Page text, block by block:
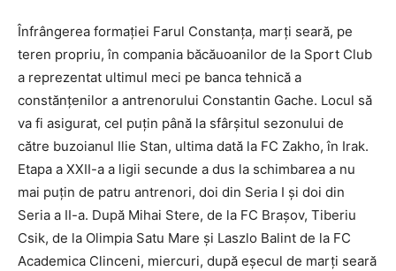
Înfrângerea formaţiei Farul Constanţa, marţi seară, pe
teren propriu, în compania băcăuoanilor de la Sport Club
a reprezentat ultimul meci pe banca tehnică a
constănţenilor a antrenorului Constantin Gache. Locul să
va fi asigurat, cel puţin până la sfârşitul sezonului de
către buzoianul Ilie Stan, ultima dată la FC Zakho, în Irak.
Etapa a XXII-a a ligii secunde a dus la schimbarea a nu
mai puţin de patru antrenori, doi din Seria I şi doi din
Seria a II-a. După Mihai Stere, de la FC Braşov, Tiberiu
Csik, de la Olimpia Satu Mare şi Laszlo Balint de la FC
Academica Clinceni, miercuri, după eşecul de marţi seară